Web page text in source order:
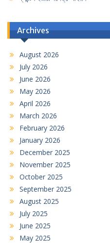
Archives
August 2026
July 2026
June 2026
May 2026
April 2026
March 2026
February 2026
January 2026
December 2025
November 2025
October 2025
September 2025
August 2025
July 2025
June 2025
May 2025